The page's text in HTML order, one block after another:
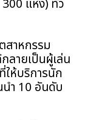
แห่ง) ทั่ว
สาหกรรม
ลายเป็นผู้เล่น
ให้บริการนัก
ำ 10 อันดับ